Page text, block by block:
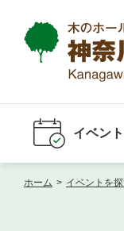
イベン
ホーム > イベントを